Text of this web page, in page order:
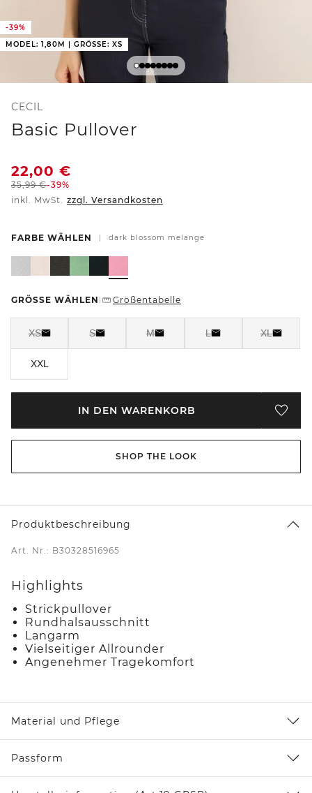
-39%
MODEL: 1,80M | GRÖSSE: XS
CECIL
Basic Pullover
22,00 €
35,99€-39%
inkl. MwSt. zzgl. Versandkosten
FARBE WÄHLEN dark blossom melange
GRÖSSE WÄHLEN Größentabelle
XS S M L XL
XXL
IN DEN WARENKORB
SHOP THE LOOK
Produktbeschreibung
Art. Nr.: B30328516965
Highlights
Strickpullover
Rundhalsausschnitt
Langarm
Vielseitiger Allrounder
Angenehmer Tragekomfort
Material und Pflege
Passform